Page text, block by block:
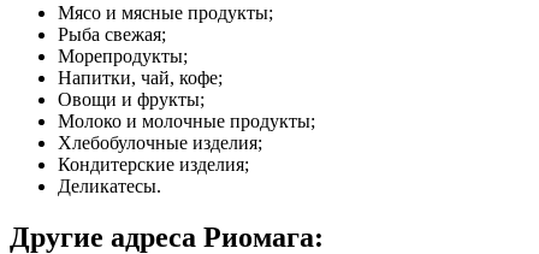
Мясо и мясные продукты;
Рыба свежая;
Морепродукты;
Напитки, чай, кофе;
Овощи и фрукты;
Молоко и молочные продукты;
Хлебобулочные изделия;
Кондитерские изделия;
Деликатесы.
Другие адреса Риомага: